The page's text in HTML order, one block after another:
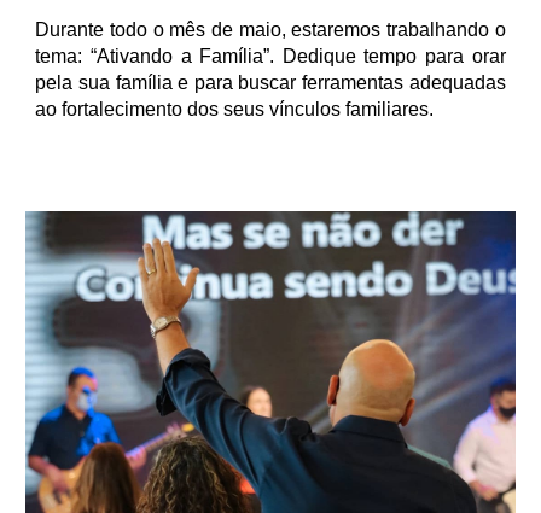
Durante todo o mês de maio, estaremos trabalhando o
tema: “Ativando a Família”. Dedique tempo para orar
pela sua família e para buscar ferramentas adequadas
ao fortalecimento dos seus vínculos familiares.